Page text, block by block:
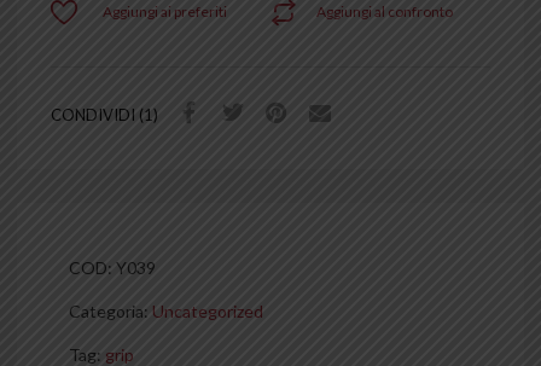
Aggiungi al confronto
Aggiungi ai preferiti
CONDIVIDI (1)
COD: Y039
Categoria: Uncategorized
Tag: grip